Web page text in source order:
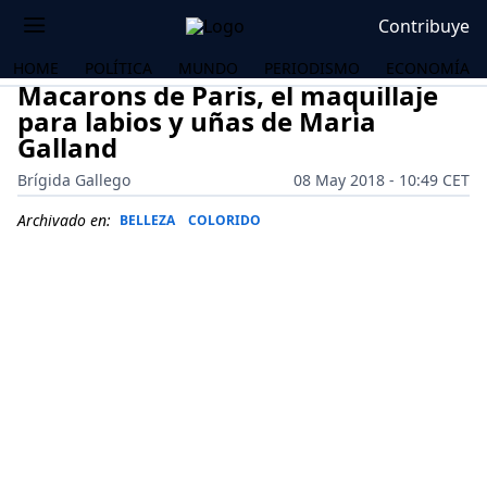
Contribuye
HOME POLÍTICA MUNDO PERIODISMO ECONOMÍA
Macarons de Paris, el maquillaje
para labios y uñas de Maria
Galland
Brígida Gallego
08 May 2018 - 10:49 CET
Archivado en: BELLEZA COLORIDO